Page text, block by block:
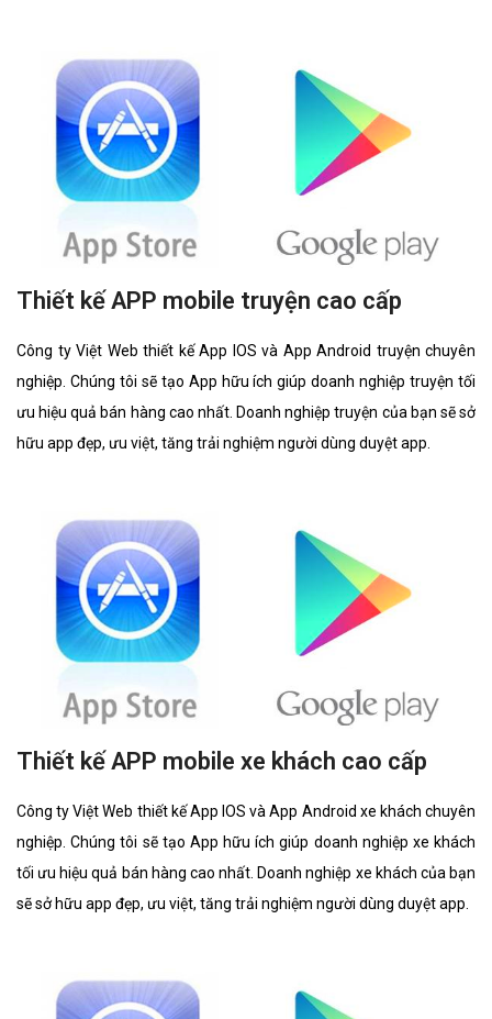
Thiết kế APP mobile truyện cao cấp
Công ty Việt Web thiết kế App IOS và App Android truyện chuyên
nghiệp. Chúng tôi sẽ tạo App hữu ích giúp doanh nghiệp truyện tối
ưu hiệu quả bán hàng cao nhất. Doanh nghiệp truyện của bạn sẽ sở
hữu app đẹp, ưu việt, tăng trải nghiệm người dùng duyệt app.
Thiết kế APP mobile xe khách cao cấp
Công ty Việt Web thiết kế App IOS và App Android xe khách chuyên
nghiệp. Chúng tôi sẽ tạo App hữu ích giúp doanh nghiệp xe khách
tối ưu hiệu quả bán hàng cao nhất. Doanh nghiệp xe khách của bạn
sẽ sở hữu app đẹp, ưu việt, tăng trải nghiệm người dùng duyệt app.